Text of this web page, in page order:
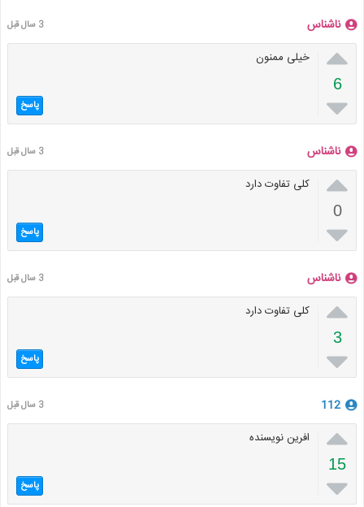
ناشناس 3 سال قبل

6

خیلی ممنون
پاسخ
ناشناس 3 سال قبل

0

کلی تفاوت دارد
پاسخ
ناشناس 3 سال قبل

3

کلی تفاوت دارد
پاسخ
112 3 سال قبل

15

افرین نویسنده
پاسخ